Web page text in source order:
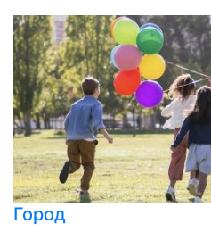
Город